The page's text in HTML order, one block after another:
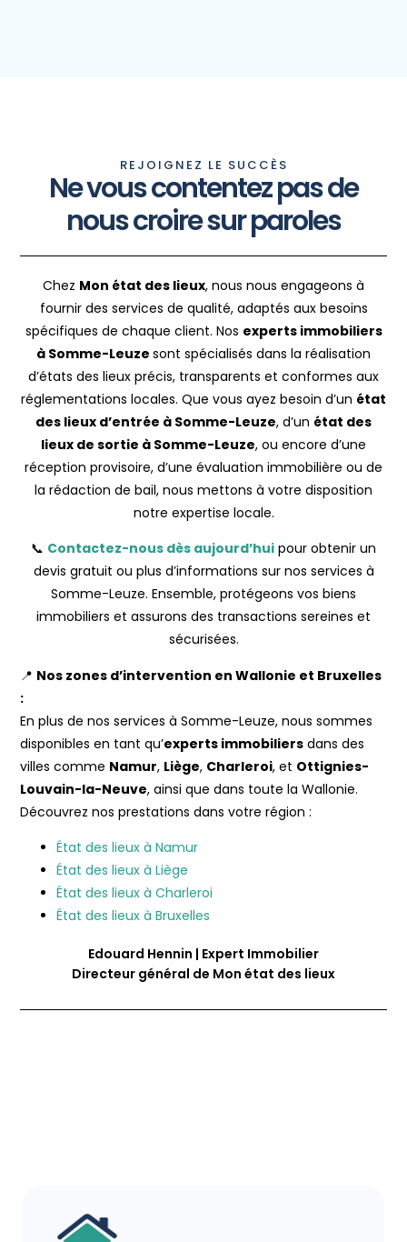
REJOIGNEZ LE SUCCÈS
Ne vous contentez pas de
nous croire sur paroles
Chez Mon état des lieux, nous nous engageons à
fournir des services de qualité, adaptés aux besoins
spécifiques de chaque client. Nos experts immobiliers
à Somme-Leuze sont spécialisés dans la réalisation
d’états des lieux précis, transparents et conformes aux
réglementations locales. Que vous ayez besoin d’un état
des lieux d’entrée à Somme-Leuze, d’un état des
lieux de sortie à Somme-Leuze, ou encore d’une
réception provisoire, d’une évaluation immobilière ou de
la rédaction de bail, nous mettons à votre disposition
notre expertise locale.
📞 Contactez-nous dès aujourd’hui pour obtenir un
devis gratuit ou plus d’informations sur nos services à
Somme-Leuze. Ensemble, protégeons vos biens
immobiliers et assurons des transactions sereines et
sécurisées.
📍 Nos zones d’intervention en Wallonie et Bruxelles
:
En plus de nos services à Somme-Leuze, nous sommes
disponibles en tant qu’experts immobiliers dans des
villes comme Namur, Liège, Charleroi, et Ottignies-
Louvain-la-Neuve, ainsi que dans toute la Wallonie.
Découvrez nos prestations dans votre région :
État des lieux à Namur
État des lieux à Liège
État des lieux à Charleroi
État des lieux à Bruxelles
Edouard Hennin | Expert Immobilier
Directeur général de Mon état des lieux